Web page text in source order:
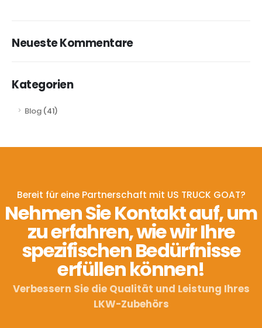
Neueste Kommentare
Kategorien
Blog(41)
Bereit für eine Partnerschaft mit US TRUCK GOAT?
Nehmen Sie Kontakt auf, um
zu erfahren, wie wir Ihre
spezifischen Bedürfnisse
erfüllen können!
Verbessern Sie die Qualität und Leistung Ihres
LKW-Zubehörs